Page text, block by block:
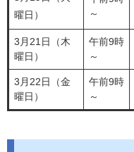
曜日）
～
3月21日（木
曜日）
午前9時
～
3月22日（金
曜日）
午前9時
～